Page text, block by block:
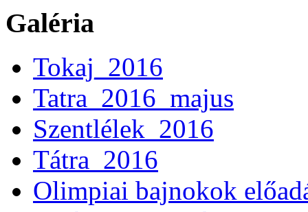
Galéria
Tokaj_2016
Tatra_2016_majus
Szentlélek_2016
Tátra_2016
Olimpiai bajnokok